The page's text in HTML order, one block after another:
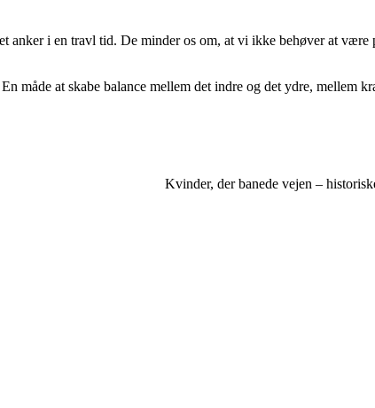
anker i en travl tid. De minder os om, at vi ikke behøver at
måde at skabe balance mellem det indre og det ydre, mellem
Kvinder, der banede vejen –